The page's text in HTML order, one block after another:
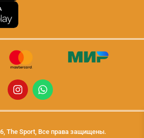
The Sport, Все права защищены.